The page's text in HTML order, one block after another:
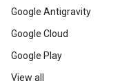
Google Antigravity
Google Cloud
Google Play
View all